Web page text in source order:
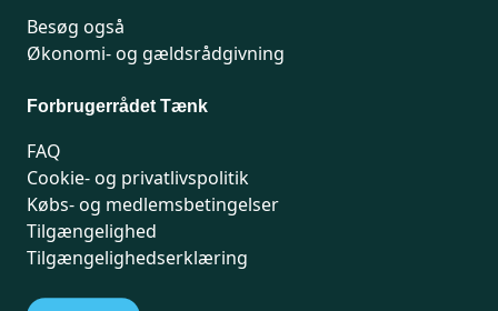
Besøg også
Økonomi- og gældsrådgivning
Forbrugerrådet Tænk
FAQ
Cookie- og privatlivspolitik
Købs- og medlemsbetingelser
Tilgængelighed
Tilgængelighedserklæring